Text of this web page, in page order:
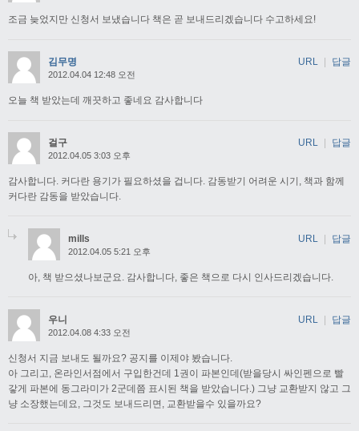
조금 늦었지만 신청서 보냈습니다 책은 곧 보내드리겠습니다 수고하세요!
김무명
2012.04.04 12:48 오전
오늘 책 받았는데 깨끗하고 좋네요 감사합니다
URL 답글
걸구
2012.04.05 3:03 오후
감사합니다. 커다란 용기가 필요하셨을 겁니다. 감동받기 어려운 시기, 책과 함께
커다란 감동을 받았습니다.
URL 답글
mills
2012.04.05 5:21 오후
아, 책 받으셨나보군요. 감사합니다, 좋은 책으로 다시 인사드리겠습니다.
URL | 답글
우니
2012.04.08 4:33 오전
신청서 지금 보내도 될까요? 공지를 이제야 봤습니다.
아 그리고, 온라인서점에서 구입한건데 1권이 파본인데(받을당시 싸인펜으로 빨
갛게 파본에 동그라미가 2군데쯤 표시된 책을 받았습니다.) 그냥 교환받지 않고 그
냥 소장했는데요, 그것도 보내드리면, 교환받을수 있을까요?
URL | 답글